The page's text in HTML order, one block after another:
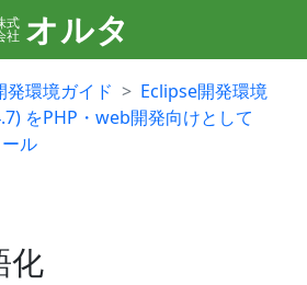
式
社 オルタ
環境ガイド
Eclipse開発環境
をPHP・web開発向けとして
ル
化